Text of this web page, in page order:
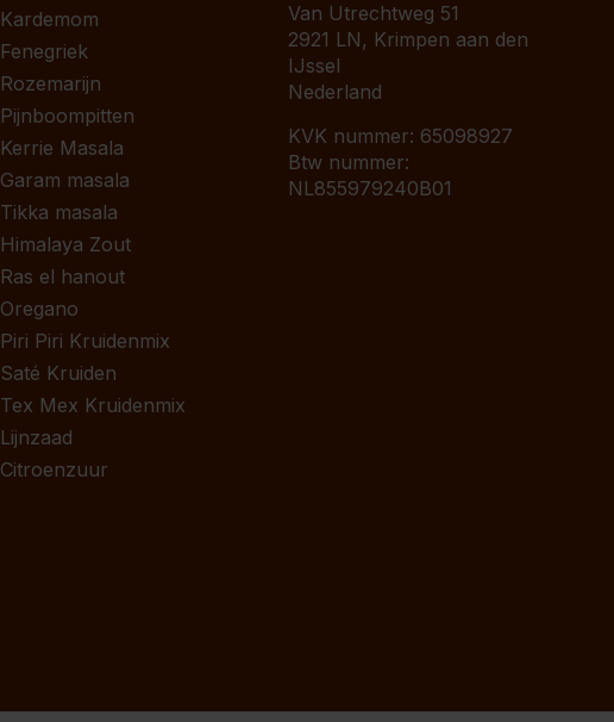
Kardemom
Fenegriek
Rozemarijn
Pijnboompitten
Kerrie Masala
Garam masala
Tikka masala
Himalaya Zout
Ras el hanout
Oregano
Piri Piri Kruidenmix
Saté Kruiden
Tex Mex Kruidenmix
Lijnzaad
Citroenzuur
Van Utrechtweg 51
2921 LN, Krimpen aan den
IJssel
Nederland
KVK nummer: 65098927
Btw nummer:
NL855979240B01